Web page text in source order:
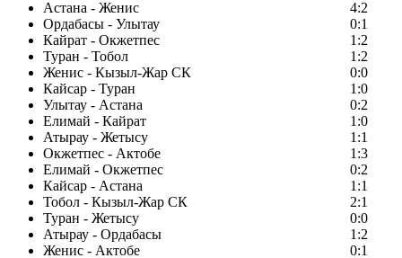
Астана - Женис
4:2
Ордабасы - Улытау
0:1
Кайрат - Окжетпес
1:2
Туран - Тобол
1:2
Женис - Кызыл-Жар СК
0:0
Кайсар - Туран
1:0
Улытау - Астана
0:2
Елимай - Кайрат
1:0
Атырау - Жетысу
1:1
Окжетпес - Актобе
1:3
Елимай - Окжетпес
0:2
Кайсар - Астана
1:1
Тобол - Кызыл-Жар СК
2:1
Туран - Жетысу
0:0
Атырау - Ордабасы
1:2
Женис - Актобе
0:1